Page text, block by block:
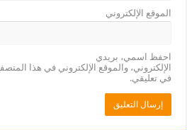
الموقع الإلكتروني
احفظ اسمي، بريدي
الإلكتروني، والموقع الإلكتروني في هذا
في تعليقي.